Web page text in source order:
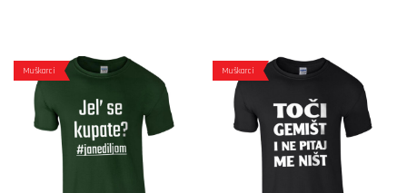
Muškarci Muškarci